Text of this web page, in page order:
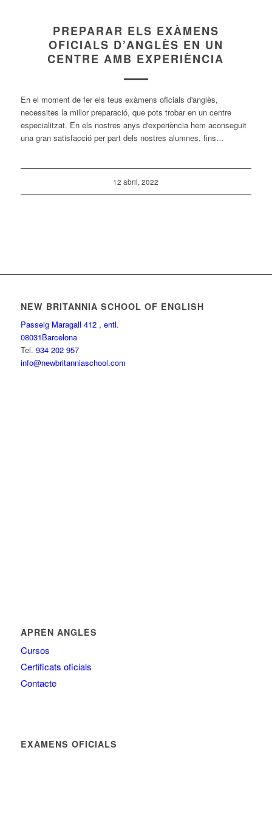
PREPARAR ELS EXÀMENS
OFICIALS D’ANGLÈS EN UN
CENTRE AMB EXPERIÈNCIA
En el moment de fer els teus exàmens oficials d'anglès,
necessites la millor preparació, que pots trobar en un centre
especialitzat. En els nostres anys d'experiència hem aconseguit
una gran satisfacció per part dels nostres alumnes, fins…
12 abril, 2022
NEW BRITANNIA SCHOOL OF ENGLISH
Passeig Maragall 412 , entl.
08031Barcelona
Tel. 934 202 957
info@newbritanniaschool.com
APRÈN ANGLÈS
Cursos
Certificats oficials
Contacte
EXÀMENS OFICIALS